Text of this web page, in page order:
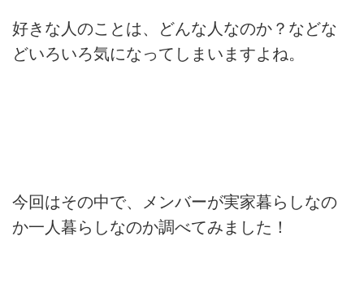
好きな人のことは、どんな人なのか？などな
どいろいろ気になってしまいますよね。
今回はその中で、メンバーが実家暮らしなの
か一人暮らしなのか調べてみました！